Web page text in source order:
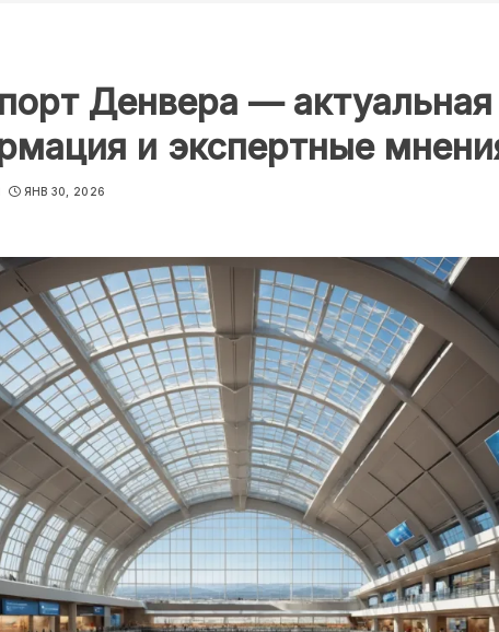
Денвера — актуальная
и экспертные
ЯНВ 30, 2026